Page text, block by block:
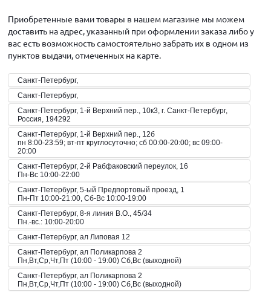
Приобретенные вами товары в нашем магазине мы можем
доставить на адрес, указанный при оформлении заказа либо у
вас есть возможность самостоятельно забрать их в одном из
пунктов выдачи, отмеченных на карте.
Санкт-Петербург,
Санкт-Петербург,
Санкт-Петербург, 1-й Верхний пер., 10к3, г. Санкт-Петербург,
Россия, 194292
Санкт-Петербург, 1-й Верхний пер., 12б
пн 8:00-23:59; вт-пт круглосуточно; сб 00:00-20:00; вс 09:00-
20:00
Санкт-Петербург, 2-й Рабфаковский переулок, 16
Пн-Вс 10:00-22:00
Санкт-Петербург, 5-ый Предпортовый проезд, 1
Пн-Пт 10:00-21:00, Сб-Вс 10:00-19:00
Санкт-Петербург, 8-я линия В.О., 45/34
Пн.-вс.: 10:00-20:00
Санкт-Петербург, ал Липовая 12
Санкт-Петербург, ал Поликарпова 2
Пн,Вт,Ср,Чт,Пт (10:00 - 19:00) Сб,Вс (выходной)
Санкт-Петербург, ал Поликарпова 2
Пн,Вт,Ср,Чт,Пт (10:00 - 19:00) Сб,Вс (выходной)